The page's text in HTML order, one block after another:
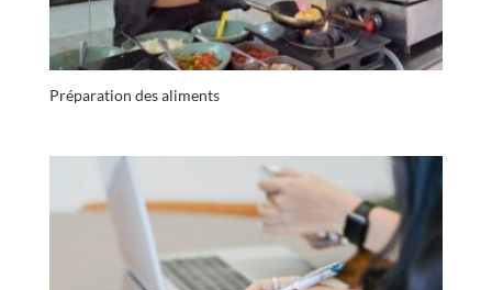
Préparation des aliments